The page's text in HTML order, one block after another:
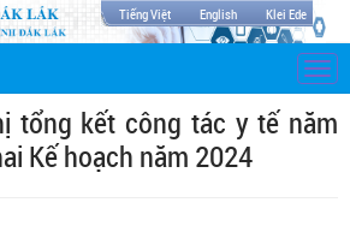
Tiếng Việt English Klei Ede
tổng kết công tác y tế năm
Kế hoạch năm 2024